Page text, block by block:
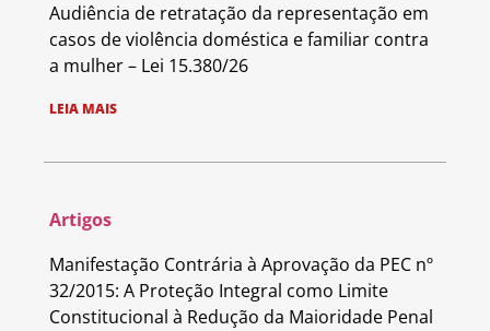
Audiência de retratação da representação em
casos de violência doméstica e familiar contra
a mulher – Lei 15.380/26
LEIA MAIS
Artigos
Manifestação Contrária à Aprovação da PEC nº
32/2015: A Proteção Integral como Limite
Constitucional à Redução da Maioridade Penal